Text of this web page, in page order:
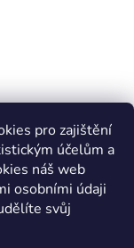
pro zajištění
účelům a
náš web
osobními údaji
svůj